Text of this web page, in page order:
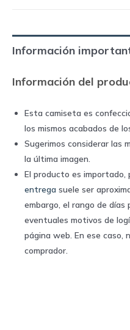
2002/03
|
quantity
Información
Información del
Esta camiseta es
los mismos acabados de
Sugerimos considerar las
la última imagen.
El producto es importado,
entrega suele ser
embargo, el rango de
eventuales motivos de
página web. En ese caso,
comprador.